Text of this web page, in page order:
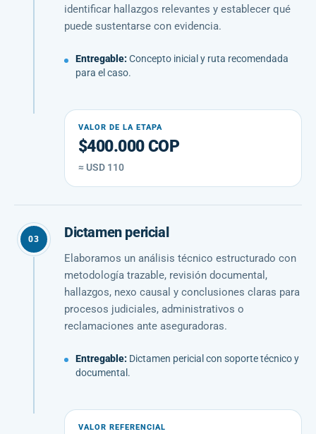
identificar hallazgos relevantes y establecer qué
puede sustentarse con evidencia.
Entregable:Concepto inicial y ruta recomendada
para el caso.
VALOR DE LA ETAPA
$400.000 COP
≈ USD 110
03 Dictamen pericial
Elaboramos un análisis técnico estructurado con
metodología trazable, revisión documental,
hallazgos, nexo causal y conclusiones claras para
procesos judiciales, administrativos o
reclamaciones ante aseguradoras.
Entregable: Dictamen pericial con soporte técnico y
documental.
VALOR REFERENCIAL